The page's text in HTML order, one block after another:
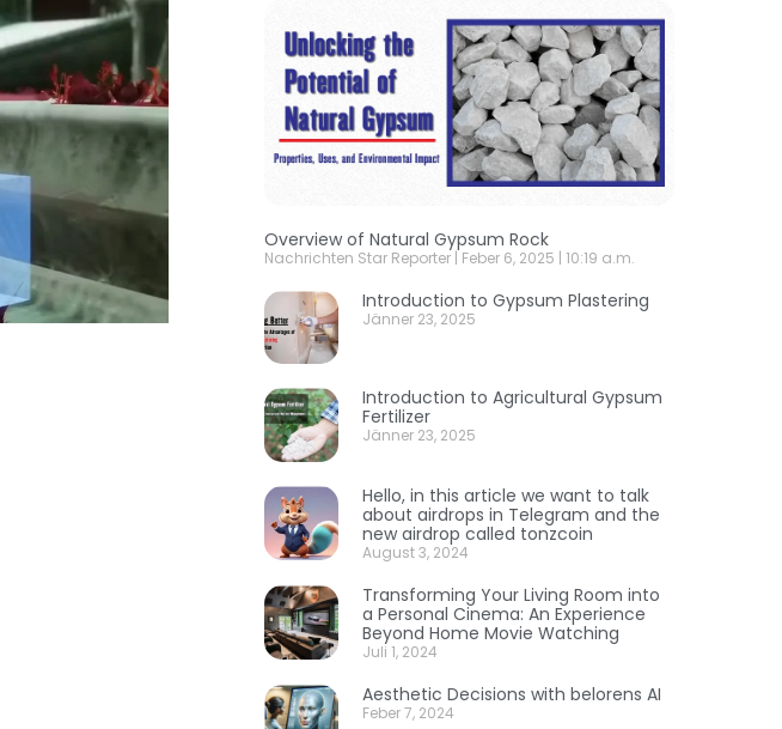
Overview of Natural Gypsum Rock
Nachrichten Star Reporter Feber 6, 2025 10:19 a.m.
Introduction to Gypsum Plastering
Jänner 23, 2025
Introduction to Agricultural Gypsum
Fertilizer
Jänner 23, 2025
Hello, in this article we want to talk
about airdrops in Telegram and the
new airdrop called tonzcoin
August 3, 2024
Transforming Your Living Room into
a Personal Cinema: An Experience
Beyond Home Movie Watching
Juli 1, 2024
Aesthetic Decisions with belorens AI
Feber 7, 2024